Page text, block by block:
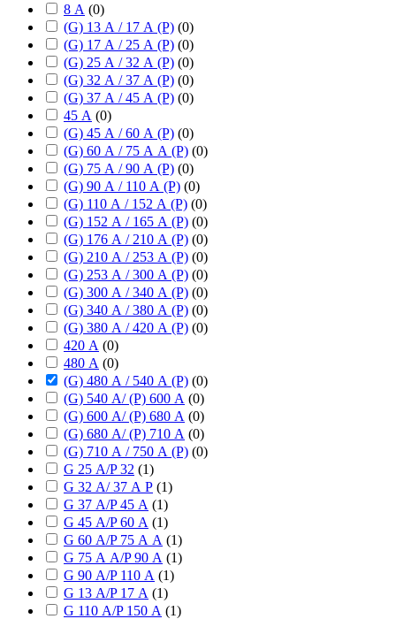
8 А (0)
(G) 13 А / 17 А (P) (0)
(G) 17 А / 25 А (P) (0)
(G) 25 А / 32 А (P) (0)
(G) 32 А / 37 А (P) (0)
(G) 37 А / 45 А (P) (0)
45 А (0)
(G) 45 А / 60 А (P) (0)
(G) 60 А / 75 А А (P) (0)
(G) 75 А / 90 А (P) (0)
(G) 90 А / 110 А (P) (0)
(G) 110 А / 152 А (P) (0)
(G) 152 А / 165 А (P) (0)
(G) 176 А / 210 А (P) (0)
(G) 210 А / 253 А (P) (0)
(G) 253 А / 300 А (P) (0)
(G) 300 А / 340 А (P) (0)
(G) 340 А / 380 А (P) (0)
(G) 380 А / 420 А (P) (0)
420 А (0)
480 А (0)
(G) 480 А / 540 А (P) (0)
(G) 540 А/ (P) 600 А (0)
(G) 600 А/ (P) 680 А (0)
(G) 680 А/ (P) 710 А (0)
(G) 710 А / 750 А (P) (0)
G 25 А/P 32 (1)
G 32 А/ 37 А P (1)
G 37 А/P 45 А (1)
G 45 А/P 60 А (1)
G 60 А/P 75 А А (1)
G 75 А А/P 90 А (1)
G 90 А/P 110 А (1)
G 13 А/P 17 А (1)
G 110 А/P 150 А (1)